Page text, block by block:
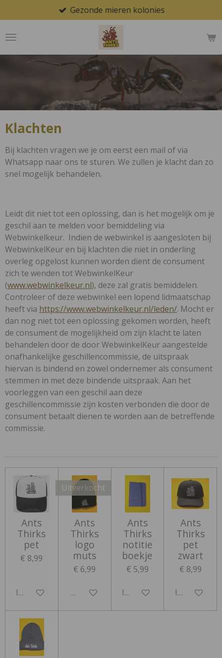
direct
naar
Gezonde mieren kolonies
Klachten
Bij klachten vragen we je om eerst een mail of via
Whatsapp naar ons te sturen. We zullen je klacht dan zo
snel mogelijk behandelen.
Leidt dit niet tot een oplossing, dan is het mogelijk om je
geschil aan te melden voor bemiddeling via
Webwinkelkeur. Indien de webwinkel is aangesloten bij
WebwinkelKeur en bij klachten die niet in onderling
overleg opgelost kunnen worden dient de consument
zich te wenden tot WebwinkelKeur
(www.webwinkelkeur.nl), deze zal gratis bemiddelen.
Controleer of deze webwinkel een lopend lidmaatschap
heeft via https://www.webwinkelkeur.nl/leden/. Mocht er
dan nog niet tot een oplossing gekomen worden, heeft
de consument de mogelijkheid om zijn klacht te laten
behandelen door de door WebwinkelKeur aangestelde
onafhankelijke geschillencommissie, de uitspraak
hiervan is bindend en zowel ondernemer als consument
stemmen in met deze bindende uitspraak. Aan het
voorleggen van een geschil aan deze
geschillencommissie zijn kosten verbonden die door de
consument betaalt dienen te worden aan de betreffende
commissie.
Ants
Thirks
pet
€ 8,99
In winkelwagen
Uitverkocht
Ants
Thirks
logo
muts
€ 6,99
Houd mij op de hoogte
Ants
Thirks
notitie
boekje
€ 5,99
In winkelwagen
Ants
Thirks
pet
zwart
€ 8,99
In